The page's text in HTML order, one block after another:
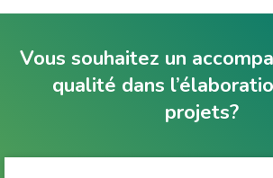
Vous souhaitez un
qualité dans
projets?